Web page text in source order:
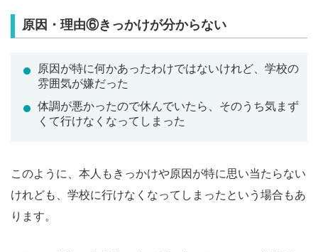
原因・理由⑥きっかけが分からない
原因が特に何かあったわけではないけれど、学校の
雰囲気が嫌だった
体調が悪かったので休んでいたら、そのうち気まず
くて行けなくなってしまった
このように、本人もきっかけや原因が特に思い当たらない
けれども、学校に行けなくなってしまったという場合もあ
ります。